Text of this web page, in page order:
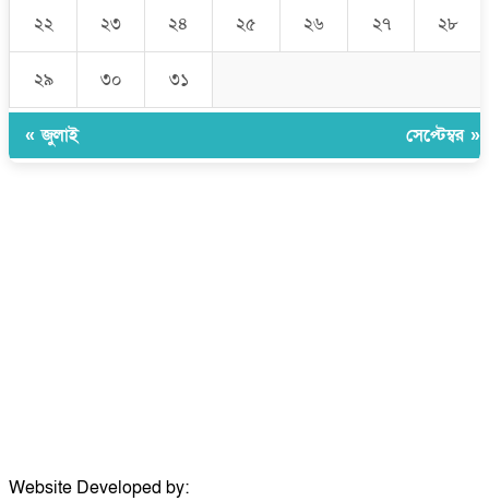
২২ ২৩ ২৪ ২৫ ২৬ ২৭ ২৮
২৯ ৩০ ৩১
« জুলাই সেপ্টেম্বর »
Website Developed by: